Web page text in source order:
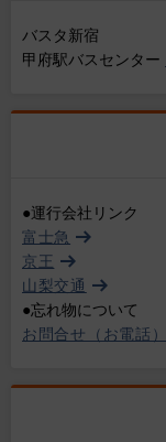
バスタ新宿
甲府駅バスセンター
●運行会社リンク
富士急
京王
山梨交通
●忘れ物について
お問合せ（お電話）